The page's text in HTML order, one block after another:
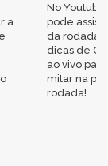
a
No
pode
da rodada,
dicas de
ao vivo
mitar na
rodada!